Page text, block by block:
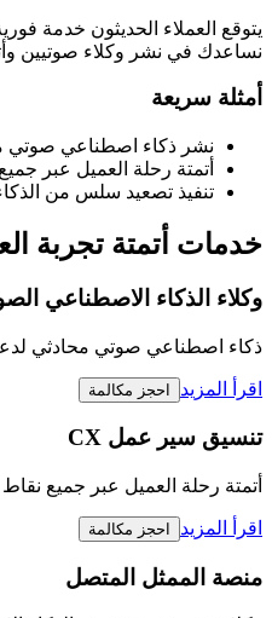
يتوقع العملاء الحديثون خدمة
نساعدك في نشر وكلاء صوتيين
أمثلة سريعة
نشر ذكاء اصطناعي صوتي
أتمتة رحلة العميل عبر جميع
تنفيذ تصعيد سلس من
خدمات أتمتة تجربة
وكلاء الذكاء الاصطناعي
ذكاء اصطناعي صوتي محادثي لدعم
اقرأ المزيد احجز مكالمة
تنسيق سير عمل CX
أتمتة رحلة العميل عبر جميع نقاط
اقرأ المزيد احجز مكالمة
منصة الممثل المتصل